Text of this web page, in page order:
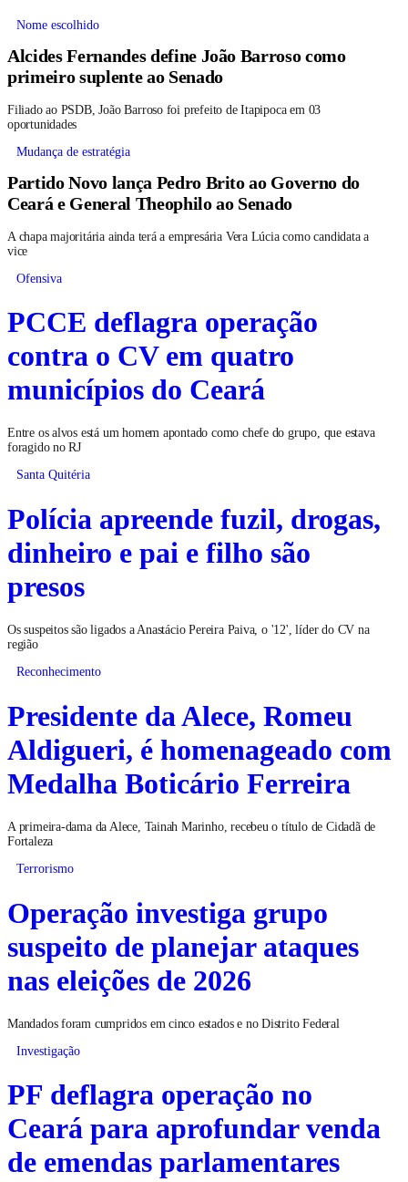
Nome escolhido
Alcides Fernandes define João Barroso como
primeiro suplente ao Senado
Filiado ao PSDB, João Barroso foi prefeito de Itapipoca em 03
oportunidades
Mudança de estratégia
Partido Novo lança Pedro Brito ao Governo do
Ceará e General Theophilo ao Senado
A chapa majoritária ainda terá a empresária Vera Lúcia como candidata a
vice
Ofensiva
PCCE deflagra operação
contra o CV em quatro
municípios do Ceará
Entre os alvos está um homem apontado como chefe do grupo, que estava
foragido no RJ
Santa Quitéria
Polícia apreende fuzil, drogas,
dinheiro e pai e filho são
presos
Os suspeitos são ligados a Anastácio Pereira Paiva, o '12', líder do CV na
região
Reconhecimento
Presidente da Alece, Romeu
Aldigueri, é homenageado com
Medalha Boticário Ferreira
A primeira-dama da Alece, Tainah Marinho, recebeu o título de Cidadã de
Fortaleza
Terrorismo
Operação investiga grupo
suspeito de planejar ataques
nas eleições de 2026
Mandados foram cumpridos em cinco estados e no Distrito Federal
Investigação
PF deflagra operação no
Ceará para aprofundar venda
de emendas parlamentares